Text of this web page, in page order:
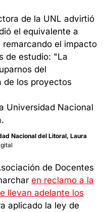
de la UNL advirtió
el equivalente a
el impacto
de estudio: "La
del
de los proyectos
Nacional del Litoral, Laura
de Docentes
en reclamo a la
llevan adelante los
aplicado la ley de